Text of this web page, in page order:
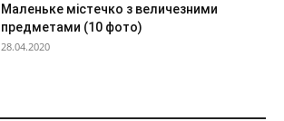
Маленьке містечко з величезними
предметами (10 фото)
28.04.2020